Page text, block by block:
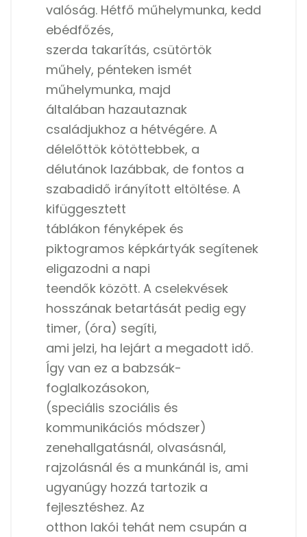
valóság. Hétfő műhelymunka, kedd
ebédfőzés,
szerda takarítás, csütörtök
műhely, pénteken ismét
műhelymunka, majd
általában hazautaznak
családjukhoz a hétvégére. A
délelőttök kötöttebbek, a
délutánok lazábbak, de fontos a
szabadidő irányított eltöltése. A
kifüggesztett
táblákon fényképek és
piktogramos képkártyák segítenek
eligazodni a napi
teendők között. A cselekvések
hosszának betartását pedig egy
timer, (óra) segíti,
ami jelzi, ha lejárt a megadott idő.
Így van ez a babzsák-
foglalkozásokon,
(speciális szociális és
kommunikációs módszer)
zenehallgatásnál, olvasásnál,
rajzolásnál és a munkánál is, ami
ugyanúgy hozzá tartozik a
fejlesztéshez. Az
otthon lakói tehát nem csupán a